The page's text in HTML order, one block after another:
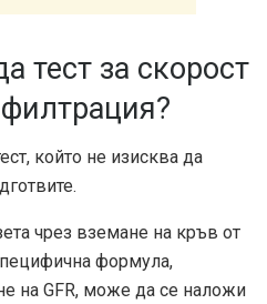
тест за скорост
който не изисква да
чрез вземане на кръв от
формула,
на GFR, може да се наложи